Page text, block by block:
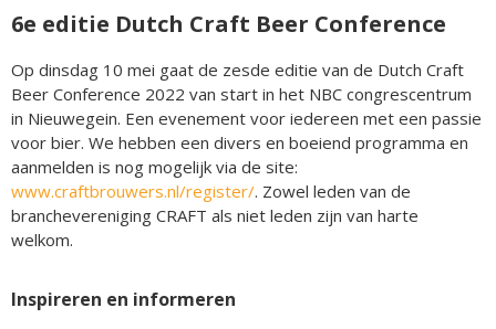
6e editie Dutch Craft Beer Conference
Op dinsdag 10 mei gaat de zesde editie van de Dutch Craft
Beer Conference 2022 van start in het NBC congrescentrum
in Nieuwegein. Een evenement voor iedereen met een passie
voor bier. We hebben een divers en boeiend programma en
aanmelden is nog mogelijk via de site:
www.craftbrouwers.nl/register/. Zowel leden van de
branchevereniging CRAFT als niet leden zijn van harte
welkom.
Inspireren en informeren